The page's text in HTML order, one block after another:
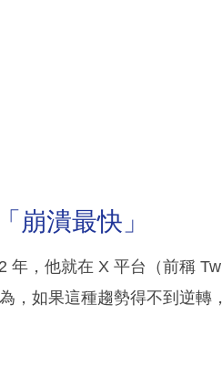
崩潰最快」
，他就在 X 平台（前稱
，如果這種趨勢得不到逆轉